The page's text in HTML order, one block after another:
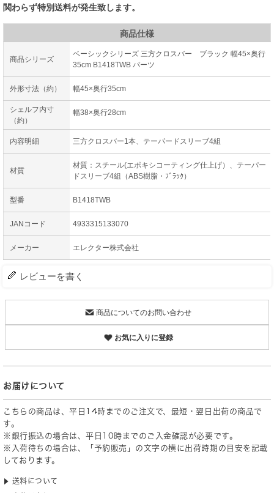
関わらず特別送料が発生致します。
商品仕様
商品シリーズ
ベーシックシリーズ 三方クロスバー ブラック 幅45×奥行
35cm B1418TWB パーツ
外形寸法（約） 幅45×奥行35cm
シェルフ内寸
（約）
幅38×奥行28cm
内容明細 三方クロスバー1本、テーパードスリーブ4組
材質
材質：スチール(エポキシコーティング仕上げ）、テーパー
ドスリーブ4組（ABS樹脂・ﾌﾞﾗｯｸ）
型番 B1418TWB
JANコード 4933315133070
メーカー エレクター株式会社
レビューを書く
商品についてのお問い合わせ
お気に入りに登録